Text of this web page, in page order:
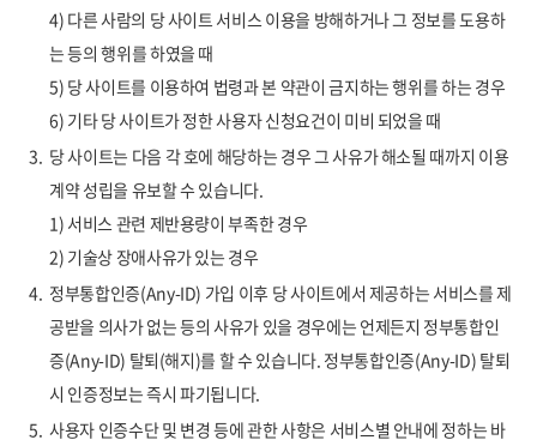
4) 다른 사람의 당 사이트 서비스 이용을 방해하거나 그 정보를 도용하
는 등의 행위를 하였을 때
5) 당 사이트를 이용하여 법령과 본 약관이 금지하는 행위를 하는 경우
6) 기타 당 사이트가 정한 사용자 신청요건이 미비 되었을 때
3. 당 사이트는 다음 각 호에 해당하는 경우 그 사유가 해소될 때까지 이용
계약 성립을 유보할 수 있습니다.
1) 서비스 관련 제반용량이 부족한 경우
2) 기술상 장애사유가 있는 경우
4. 정부통합인증(Any-ID) 가입 이후 당 사이트에서 제공하는 서비스를 제
공받을 의사가 없는 등의 사유가 있을 경우에는 언제든지 정부통합인
증(Any-ID) 탈퇴(해지)를 할 수 있습니다. 정부통합인증(Any-ID) 탈퇴
시 인증정보는 즉시 파기됩니다.
5. 사용자 인증수단 및 변경 등에 관한 사항은 서비스별 안내에 정하는 바